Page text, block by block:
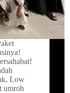
Low
umroh